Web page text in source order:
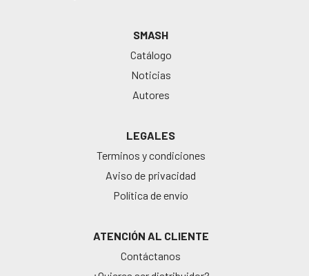
SMASH
Catálogo
Noticias
Autores
LEGALES
Terminos y condiciones
Aviso de privacidad
Política de envío
ATENCIÓN AL CLIENTE
Contáctanos